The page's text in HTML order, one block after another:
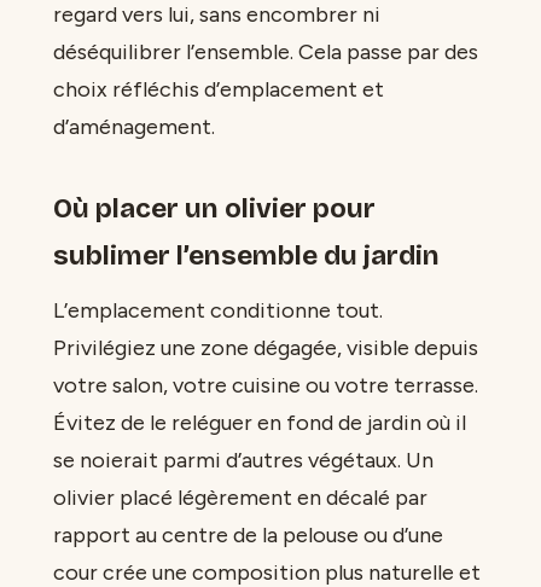
regard vers lui, sans encombrer ni
déséquilibrer l’ensemble. Cela passe par des
choix réfléchis d’emplacement et
d’aménagement.
Où placer un olivier pour
sublimer l’ensemble du jardin
L’emplacement conditionne tout.
Privilégiez une zone dégagée, visible depuis
votre salon, votre cuisine ou votre terrasse.
Évitez de le reléguer en fond de jardin où il
se noierait parmi d’autres végétaux. Un
olivier placé légèrement en décalé par
rapport au centre de la pelouse ou d’une
cour crée une composition plus naturelle et